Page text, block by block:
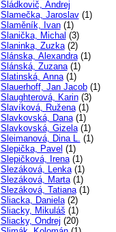
Sládkovič, Andrej
Slamečka, Jaroslav(1)
Slaměník, Ivan(1)
Slanička, Michal (3)
Slaninka, Zuzka(2)
Slánska, Alexandra(1)
Slánská, Zuzana(1)
Slatinská, Anna(1)
Slauerhoff, Jan Jacob(1)
Slaughterová, Karin(3)
Slavíková, Ružena(1)
Slavkovská, Dana(1)
Slavkovská, Gizela(1)
Sleimanová, Dina L. (1)
Slepička, Pavel (1)
Slepičková, Irena(1)
Slezáková, Lenka(1)
Slezáková, Marta(1)
Slezáková, Tatiana(1)
Sliacka, Daniela(2)
Sliacky, Mikuláš (1)
Sliacky, Ondrej (20)